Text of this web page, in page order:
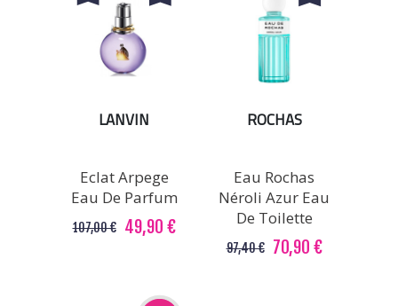
LANVIN
Eclat Arpege
Eau De Parfum
107,00 € 49,90 €
ROCHAS
Eau Rochas
Néroli Azur Eau
De Toilette
97,40 € 70,90 €